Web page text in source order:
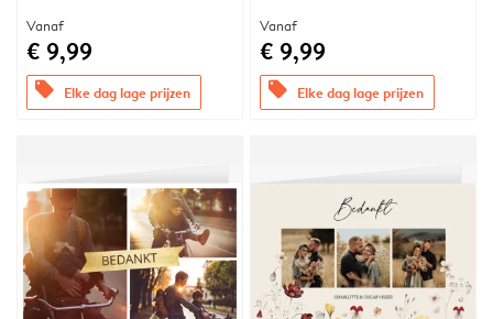
Vanaf
€ 9,99
offers Elke dag lage prijzen
Vanaf
€ 9,99
offers Elke dag lage prijzen